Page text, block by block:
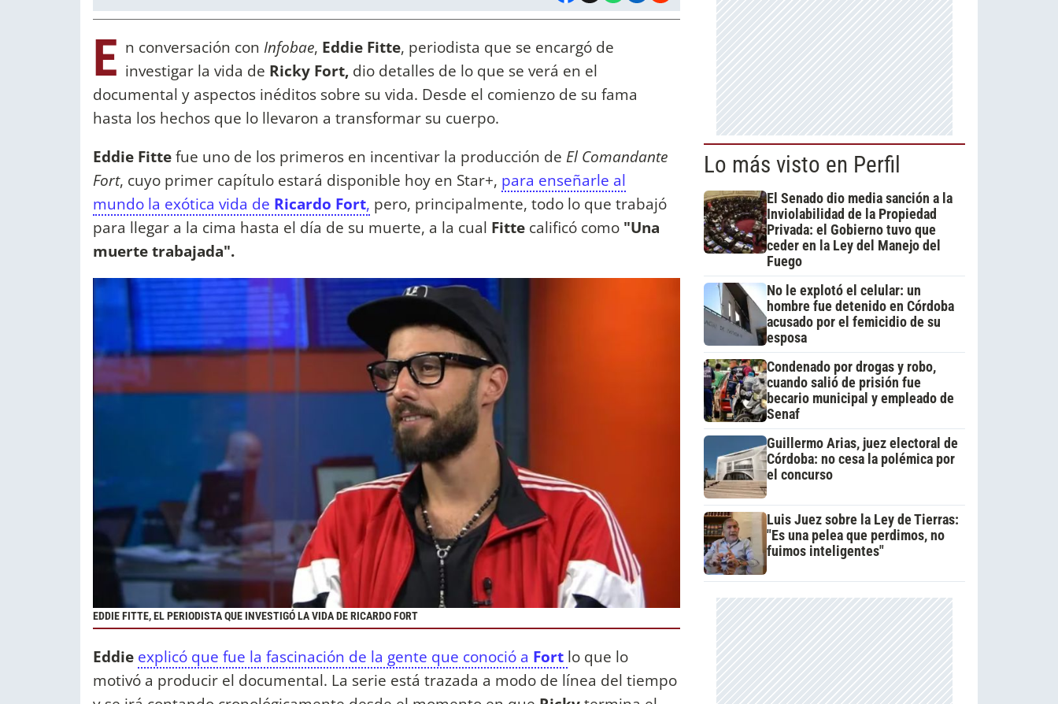
E n conversación con Infobae, Eddie Fitte, periodista que se encargó de
investigar la vida de Ricky Fort, dio detalles de lo que se verá en el
documental y aspectos inéditos sobre su vida. Desde el comienzo de su fama
hasta los hechos que lo llevaron a transformar su cuerpo.
Eddie Fittefue uno de los primeros en incentivar la producción de El Comandante
Fort, cuyo primer capítulo estará disponible hoy en Star+, para enseñarle al
mundo la exótica vida de Ricardo Fort, pero, principalmente, todo lo que trabajó
para llegar a la cima hasta el día de su muerte, a la cual Fitte calificó como "Una
muerte trabajada".
EDDIE FITTE, EL PERIODISTA QUE INVESTIGÓ LA VIDA DE RICARDO FORT
Eddie explicó que fue la fascinación de la gente que conoció a Fort lo que lo
motivó a producir el documental. La serie está trazada a modo de línea del tiempo
Lo más visto en Perfil
El Senado dio media sanción a la
Inviolabilidad de la Propiedad
Privada: el Gobierno tuvo que
ceder en la Ley del Manejo del
Fuego
No le explotó el celular: un
hombre fue detenido en Córdoba
acusado por el femicidio de su
esposa
Condenado por drogas y robo,
cuando salió de prisión fue
becario municipal y empleado de
Senaf
Guillermo Arias, juez electoral de
Córdoba: no cesa la polémica por
el concurso
Luis Juez sobre la Ley de Tierras:
"Es una pelea que perdimos, no
fuimos inteligentes"